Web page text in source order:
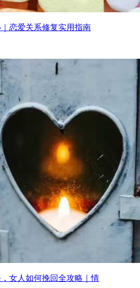
恋爱关系修复实用指南
女人如何挽回全攻略｜情